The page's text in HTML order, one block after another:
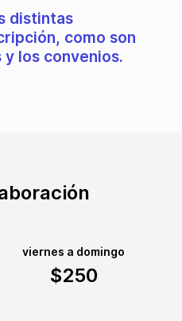
distintas
como son
los convenios.
viernes a domingo
$250